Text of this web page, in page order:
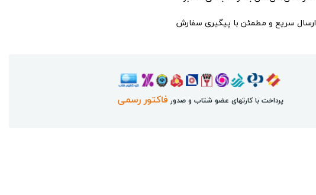
ارسال سریع و مطمئن با پیگیری سفارش
پرداخت با کارتهای عضو شتاب و صدور فاکتور رسمی